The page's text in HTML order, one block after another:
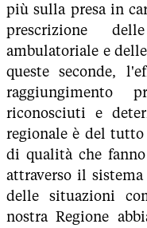
più sulla presa in
prescrizione
ambulatoriale e
queste seconde,
raggiungimento
riconosciuti e
regionale è del
di qualità che
attraverso il
delle situazioni
nostra Regione